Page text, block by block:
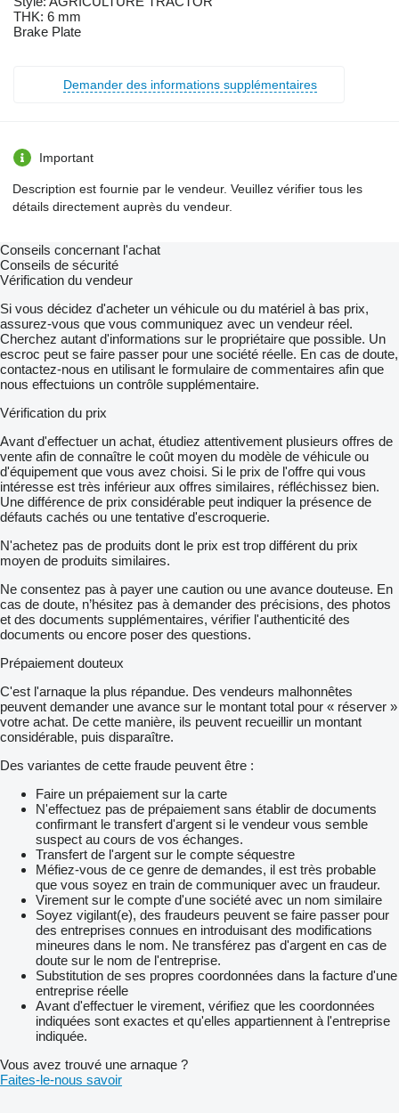
THK: 6 mm
Brake Plate
Demander des informations supplémentaires
Important
Description est fournie par le vendeur. Veuillez vérifier tous les
détails directement auprès du vendeur.
Conseils concernant l'achat
Conseils de sécurité
Vérification du vendeur
Si vous décidez d'acheter un véhicule ou du matériel à bas prix,
assurez-vous que vous communiquez avec un vendeur réel.
Cherchez autant d'informations sur le propriétaire que possible. Un
escroc peut se faire passer pour une société réelle. En cas de doute,
contactez-nous en utilisant le formulaire de commentaires afin que
nous effectuions un contrôle supplémentaire.
Vérification du prix
Avant d'effectuer un achat, étudiez attentivement plusieurs offres de
vente afin de connaître le coût moyen du modèle de véhicule ou
d'équipement que vous avez choisi. Si le prix de l'offre qui vous
intéresse est très inférieur aux offres similaires, réfléchissez bien.
Une différence de prix considérable peut indiquer la présence de
défauts cachés ou une tentative d'escroquerie.
N'achetez pas de produits dont le prix est trop différent du prix
moyen de produits similaires.
Ne consentez pas à payer une caution ou une avance douteuse. En
cas de doute, n’hésitez pas à demander des précisions, des photos
et des documents supplémentaires, vérifier l'authenticité des
documents ou encore poser des questions.
Prépaiement douteux
C'est l'arnaque la plus répandue. Des vendeurs malhonnêtes
peuvent demander une avance sur le montant total pour « réserver »
votre achat. De cette manière, ils peuvent recueillir un montant
considérable, puis disparaître.
Des variantes de cette fraude peuvent être :
Faire un prépaiement sur la carte
N'effectuez pas de prépaiement sans établir de documents
confirmant le transfert d'argent si le vendeur vous semble
suspect au cours de vos échanges.
Transfert de l'argent sur le compte séquestre
Méfiez-vous de ce genre de demandes, il est très probable
que vous soyez en train de communiquer avec un fraudeur.
Virement sur le compte d'une société avec un nom similaire
Soyez vigilant(e), des fraudeurs peuvent se faire passer pour
des entreprises connues en introduisant des modifications
mineures dans le nom. Ne transférez pas d'argent en cas de
doute sur le nom de l'entreprise.
Substitution de ses propres coordonnées dans la facture d'une
entreprise réelle
Avant d'effectuer le virement, vérifiez que les coordonnées
indiquées sont exactes et qu'elles appartiennent à l'entreprise
indiquée.
Vous avez trouvé une arnaque ?
Faites-le-nous savoir